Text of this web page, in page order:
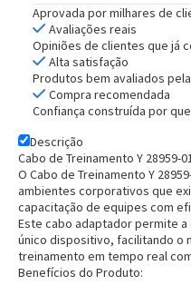
Aprovada por milhares de
Avaliações reais
Opiniões de clientes que já
Alta satisfação
Produtos bem avaliados
Compra recomendada
Confiança construída por
Descrição
Cabo de Treinamento Y 28959-
O Cabo de Treinamento Y
ambientes corporativos que
capacitação de equipes com
Este cabo adaptador permite
único dispositivo, facilitando o
treinamento em tempo real
Benefícios do Produto: